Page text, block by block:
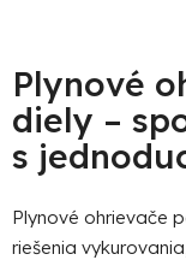
Plynové
diely –
s
Plynové ohrievače
riešenia